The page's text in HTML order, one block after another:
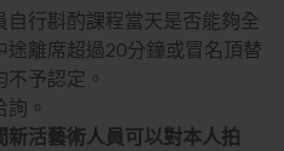
自行斟酌課程當天是否能夠全
途離席超過 20分鐘或冒名頂替
予認定。
。
活藝術人員可以對本人拍